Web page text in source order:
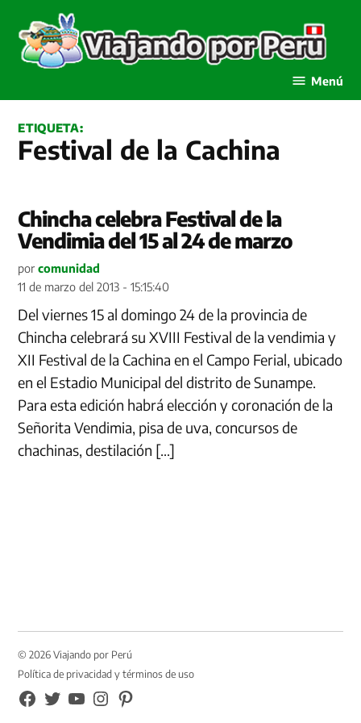
contenido
Menú
ETIQUETA:
Festival de la Cachina
Chincha celebra Festival de la
Vendimia del 15 al 24 de marzo
por comunidad
11 de marzo del 2013 - 15:15:40
Del viernes 15 al domingo 24 de la provincia de
Chincha celebrará su XVIII Festival de la vendimia y
XII Festival de la Cachina en el Campo Ferial, ubicado
en el Estadio Municipal del distrito de Sunampe.
Para esta edición habrá elección y coronación de la
Señorita Vendimia, pisa de uva, concursos de
chachinas, destilación […]
© 2026 Viajando por Perú
Política de privacidad y términos de uso
FB
TW YouTubeInstagramPinterest